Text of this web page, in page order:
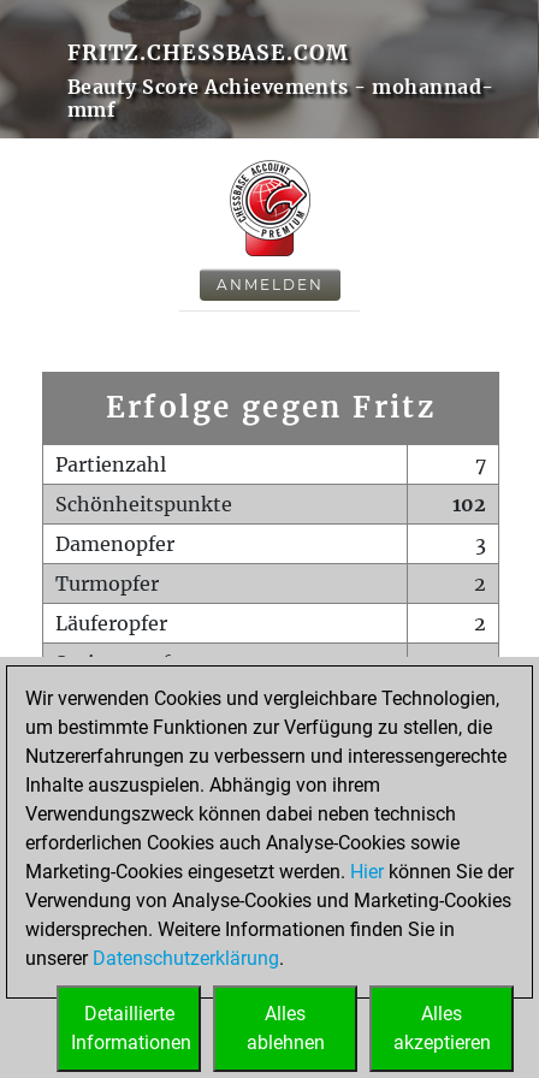
FRITZ.CHESSBASE.COM
Beauty Score Achievements - mohannad-
mmf
ANMELDEN
Erfolge gegen Fritz
Partienzahl
7
Schönheitspunkte
102
Damenopfer
3
Turmopfer
2
Läuferopfer
2
Springeropfer
2
Bauernopfer
5
Matt auf vollem Brett
0
Bauer setzt Matt
Erstickte Matts
Unterverwandlungen
0
Türme auf der siebten
0
STARTSEITE
Wir verwenden Cookies und vergleichbare Technologien,
um bestimmte Funktionen zur Verfügung zu stellen, die
Nutzererfahrungen zu verbessern und interessengerechte
Inhalte auszuspielen. Abhängig von ihrem
Verwendungszweck können dabei neben technisch
erforderlichen Cookies auch Analyse-Cookies sowie
Marketing-Cookies eingesetzt werden. Hierkönnen Sie der
Verwendung von Analyse-Cookies und Marketing-Cookies
widersprechen. Weitere Informationen finden Sie in
unserer Datenschutzerklärung.
Alles
akzeptieren
Alles
ablehnen
Detaillierte
Informationen